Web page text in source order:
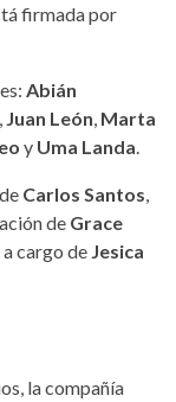
firmada por
Abián
, Juan León, Marta
y Uma Landa.
Carlos Santos,
de Grace
cargo de Jesica
la compañía